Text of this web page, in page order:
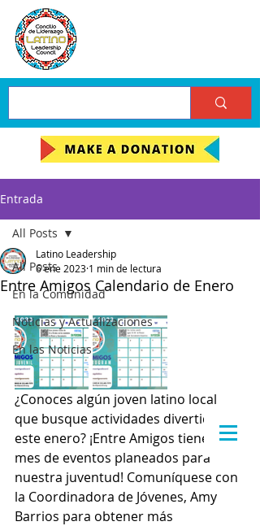
Entrada
All Posts
En la Comunidad
Noticias y Actualizaciones
En las Noticias
All Posts
Entre Amigos Calendario de Enero
Latino Leadership
6 ene 2023 1 min de lectura
¿Conoces algún joven latino local
que busque actividades divertidas
este enero? ¡Entre Amigos tiene un
mes de eventos planeados para
nuestra juventud! Comuníquese con
la Coordinadora de Jóvenes, Amy
Barrios para obtener más